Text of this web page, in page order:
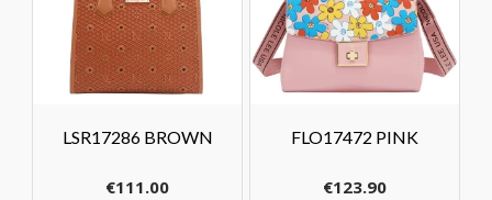
LSR17286 BROWN
€111.00
FLO17472 PINK
€123.90